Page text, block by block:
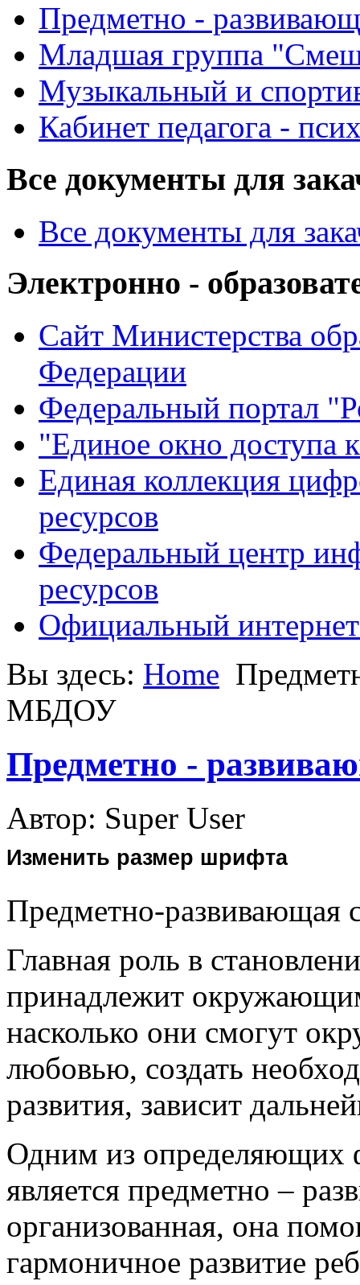
Предметно -
Младшая группа
Музыкальный и
Кабинет педагога -
Все документы для
Все документы для
Электронно -
Сайт Министерства
Федерации
Федеральный портал
"Единое окно доступа
Единая коллекция
ресурсов
Федеральный центр
ресурсов
Официальный
Вы здесь: Home
МБДОУ
Предметно -
Автор: Super User
Изменить размер шрифта
Предметно-
Главная роль в
принадлежит
насколько они смогут
любовью, создать
развития, зависит
Одним из определяющих
является предметно –
организованная, она
гармоничное развитие